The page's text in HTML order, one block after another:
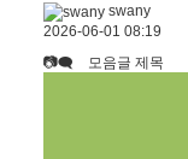
swany
2026-06-01 08:19
📷🗨 모음글 제목